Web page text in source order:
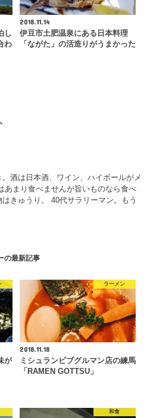
し
わ
2018.11.14
伊豆市土肥温泉にある日本料理
「ながた」の活造りがうまかった
。酒は日本酒、ワイン、ハイボールがメ
あまり食べませんが旨いものなら食べ
きゅうり。 40代サラリーマン。もう
の最新記事
が
ラーメン
2018.11.18
ミシュランビブグルマン店の練馬
「RAMEN GOTTSU」
和食